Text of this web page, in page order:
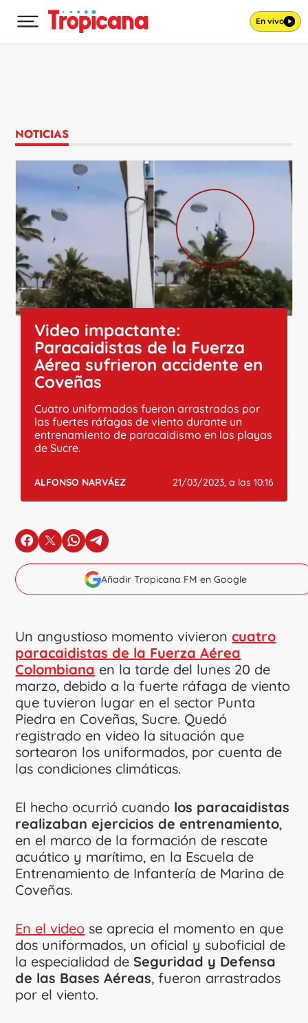
Desplegar menú principal En vivo
NOTICIAS
Video impactante:
Paracaidistas de la Fuerza
Aérea sufrieron accidente en
Coveñas
Cuatro uniformados fueron arrastrados por
las fuertes ráfagas de viento durante un
entrenamiento de paracaidismo en las playas
de Sucre.
ALFONSO NARVÁEZ 21/03/2023, a las 10:16
en Facebook
en Xen Whatsapp
en Telegram
Añadir Tropicana FM en Google
Un angustioso momento vivieroncuatro
paracaidistas de la Fuerza Aérea
Colombiana en la tarde del lunes 20 de
marzo, debido a la fuerte ráfaga de viento
que tuvieron lugar en el sector Punta
Piedra en Coveñas, Sucre. Quedó
registrado en video la situación que
sortearon los uniformados, por cuenta de
las condiciones climáticas.
El hecho ocurrió cuando los paracaidistas
realizaban ejercicios de entrenamiento,
en el marco de la formación de rescate
acuático y marítimo, en la Escuela de
Entrenamiento de Infantería de Marina de
Coveñas.
En el video se aprecia el momento en que
dos uniformados, un oficial y suboficial de
la especialidad deSeguridad y Defensa
de las Bases Aéreas, fueron arrastrados
por el viento.